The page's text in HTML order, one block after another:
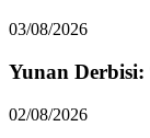
03/08/2026
Yunan Derbisi:
02/08/2026